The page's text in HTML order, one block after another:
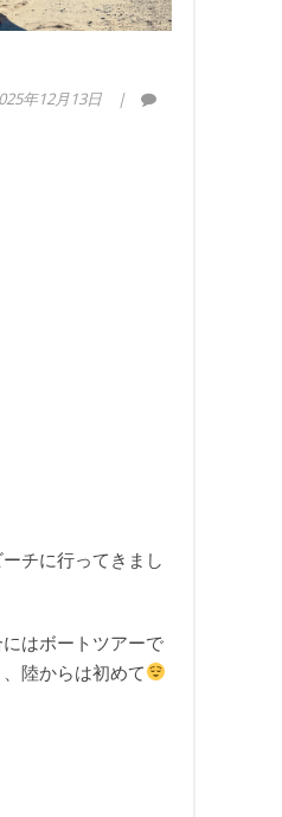
年12月13日
チに行ってきまし
はボートツアーで
陸からは初めて